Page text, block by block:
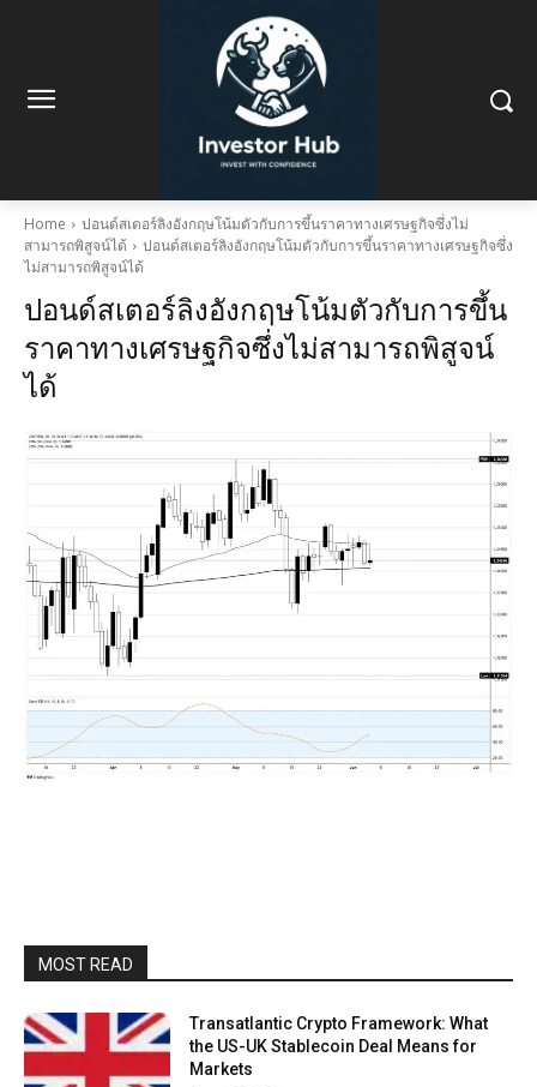
Home
ปอนด์สเตอร์ลิงอังกฤษโน้มตัวกับการขึ้นราคาทางเศรษฐกิจซึ่งไม่
สามารถพิสูจน์ได้
ปอนด์สเตอร์ลิงอังกฤษโน้มตัวกับการขึ้นราคาทางเศรษฐกิจซึ่ง
ไม่สามารถพิสูจน์ได้
ปอนด์สเตอร์ลิงอังกฤษโน้มตัวกับการขึ้น
ราคาทางเศรษฐกิจซึ่งไม่สามารถพิสูจน์
ได้
MOST READ
Transatlantic Crypto Framework: What
the US-UK Stablecoin Deal Means for
Markets